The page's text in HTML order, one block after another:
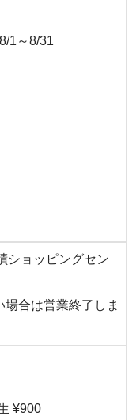
1～8/31
ショッピングセン
合は営業終了しま
¥900